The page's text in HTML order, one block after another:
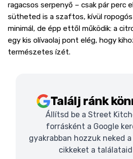
ragacsos serpenyő – csak pár perc
sütheted is a szaftos, kívül
minimál, de épp ettől működik: a
egy kis olívaolaj pont elég, hogy
természetes ízét.
Találj ránk
Állítsd be a Street
forrásként a Google
gyakrabban hozzuk neked
cikkeket a